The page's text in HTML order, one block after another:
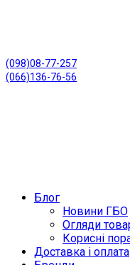
(098)08-77-257
(066)136-76-56
Блог
Новини ГБО
Огляди
Корисні
Доставка і оплата